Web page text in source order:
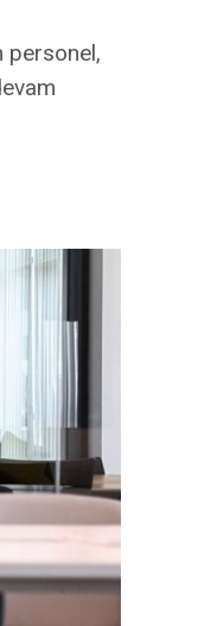
personel,